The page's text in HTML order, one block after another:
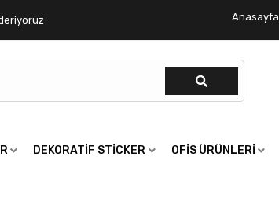
Anasayfa
DEKORATIF STICKER OFIS ÜRÜNLERI